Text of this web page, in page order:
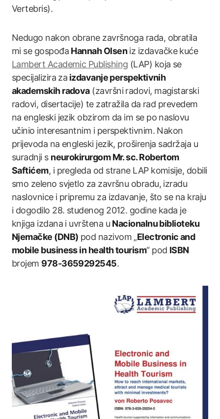
Vertebris).
Nedugo nakon obrane završnoga rada, obratila
mi se gospođa Hannah Olseniz izdavačke kuće
Lambert Academic Publishing (LAP) koja se
specijalizira za izdavanje perspektivnih
akademskih radova(završni radovi, magistarski
radovi, disertacije) te zatražila da rad prevedem
na engleski jezik obzirom da im se po naslovu
učinio interesantnim i perspektivnim. Nakon
prijevoda na engleski jezik, proširenja sadržaja u
suradnji s neurokirurgom Mr. sc. Robertom
Saftićem, i pregleda od strane LAP komisije, dobili
smo zeleno svjetlo za završnu obradu, izradu
naslovnice i pripremu za izdavanje, što se na kraju
i dogodilo 28. studenog 2012. godine kada je
knjiga izdana i uvrštena u Nacionalnu biblioteku
Njemačke (DNB) pod nazivom „Electronic and
mobile business in health tourism“ pod ISBN
brojem 978-3659292545.